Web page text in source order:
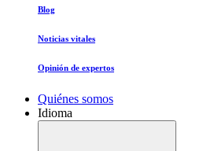
Blog
Noticias vitales
Opinión de expertos
Quiénes somos
Idioma